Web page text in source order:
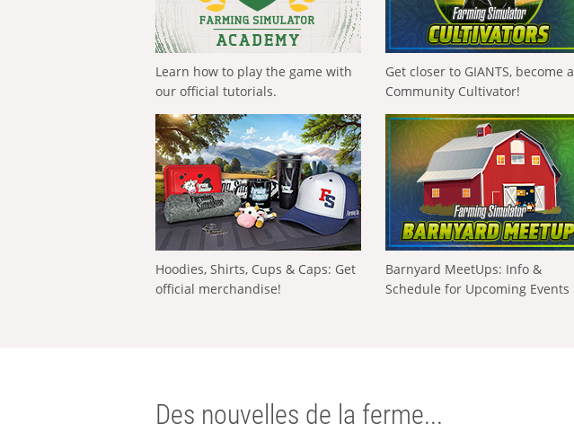
Learn how to play the game with
our official tutorials.
Get closer to GIANTS, become a
Community Cultivator!
Hoodies, Shirts, Cups & Caps: Get
official merchandise!
Barnyard MeetUps: Info &
Schedule for Upcoming Events
Des nouvelles de la ferme...